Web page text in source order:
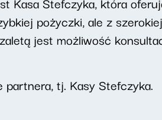
pożyczki, ale z
jest możliwość
tj. Kasy Stefczyka.